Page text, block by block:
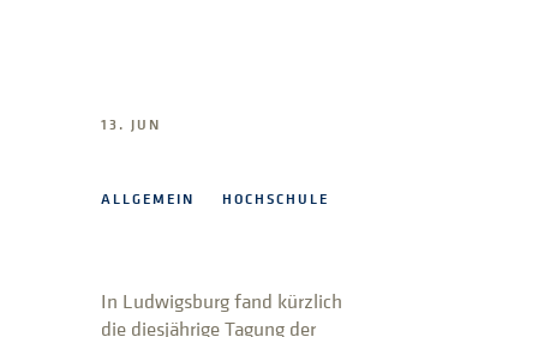
13. JUN
ALLGEMEIN HOCHSCHULE
In Ludwigsburg fand kürzlich
die diesjährige Tagung der